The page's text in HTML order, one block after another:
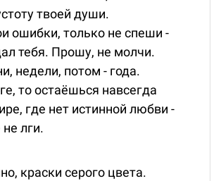
твоей души.
ошибки, только не спеши -
тебя. Прошу, не молчи.
недели, потом - года.
то остаёшься навсегда
где нет истинной любви -
лги.
краски серого цвета.